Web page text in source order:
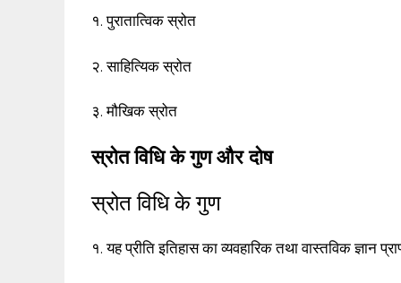
१. पुरातात्विक स्रोत
२. साहित्यिक स्रोत
३. मौखिक स्रोत
स्रोत विधि के गुण और दोष
स्रोत विधि के गुण
१. यह प्रीति इतिहास का व्यवहारिक तथा वास्तविक ज्ञान